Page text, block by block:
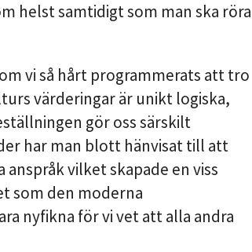
helst samtidigt som man ska röra
vi så hårt programmerats att tro
värderingar är unikt logiska,
gör oss särskilt
har man blott hänvisat till att
anspråk vilket skapade en viss
som den moderna
nyfikna för vi vet att alla andra